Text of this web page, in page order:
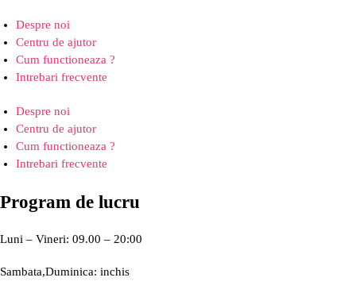
Despre noi
Centru de ajutor
Cum functioneaza ?
Intrebari frecvente
Despre noi
Centru de ajutor
Cum functioneaza ?
Intrebari frecvente
Program de lucru
Luni – Vineri: 09.00 – 20:00
Sambata,Duminica: inchis